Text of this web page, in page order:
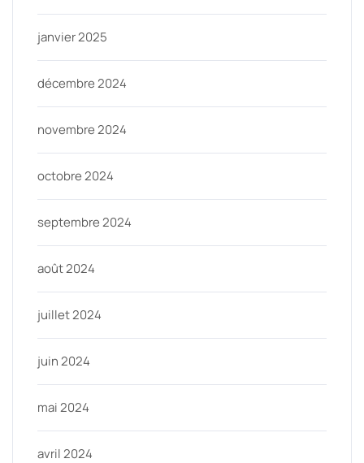
janvier 2025
décembre 2024
novembre 2024
octobre 2024
septembre 2024
août 2024
juillet 2024
juin 2024
mai 2024
avril 2024